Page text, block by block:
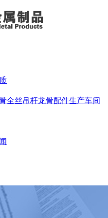
全丝吊杆龙骨配件生产车间